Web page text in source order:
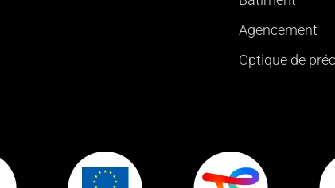
Agencement
Optique de